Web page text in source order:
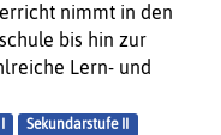
nimmt in den
bis hin zur
Lern- und
Sekundarstufe II